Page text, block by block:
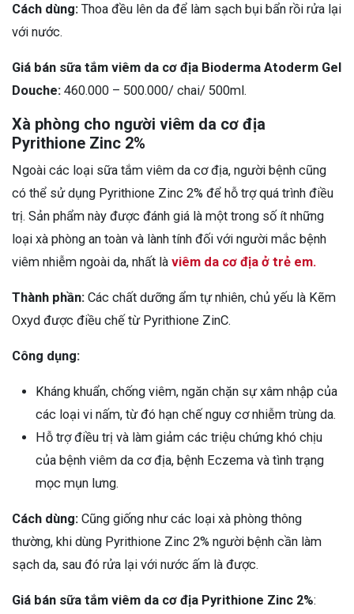
Cách dùng: Thoa đều lên da để làm sạch bụi bẩn rồi rửa lại
với nước.
Giá bán sữa tắm viêm da cơ địa Bioderma Atoderm Gel
Douche: 460.000 – 500.000/ chai/ 500ml.
Xà phòng cho người viêm da cơ địa
Pyrithione Zinc 2%
Ngoài các loại sữa tắm viêm da cơ địa, người bệnh cũng
có thể sử dụng Pyrithione Zinc 2% để hỗ trợ quá trình điều
trị. Sản phẩm này được đánh giá là một trong số ít những
loại xà phòng an toàn và lành tính đối với người mắc bệnh
viêm nhiễm ngoài da, nhất là viêm da cơ địa ở trẻ em.
Thành phần: Các chất dưỡng ẩm tự nhiên, chủ yếu là Kẽm
Oxyd được điều chế từ Pyrithione ZinC.
Công dụng:
Kháng khuẩn, chống viêm, ngăn chặn sự xâm nhập của
các loại vi nấm, từ đó hạn chế nguy cơ nhiễm trùng da.
Hỗ trợ điều trị và làm giảm các triệu chứng khó chịu
của bệnh viêm da cơ địa, bệnh Eczema và tình trạng
mọc mụn lưng.
Cách dùng: Cũng giống như các loại xà phòng thông
thường, khi dùng Pyrithione Zinc 2% người bệnh cần làm
sạch da, sau đó rửa lại với nước ấm là được.
Giá bán sữa tắm viêm da cơ địa Pyrithione Zinc 2%: